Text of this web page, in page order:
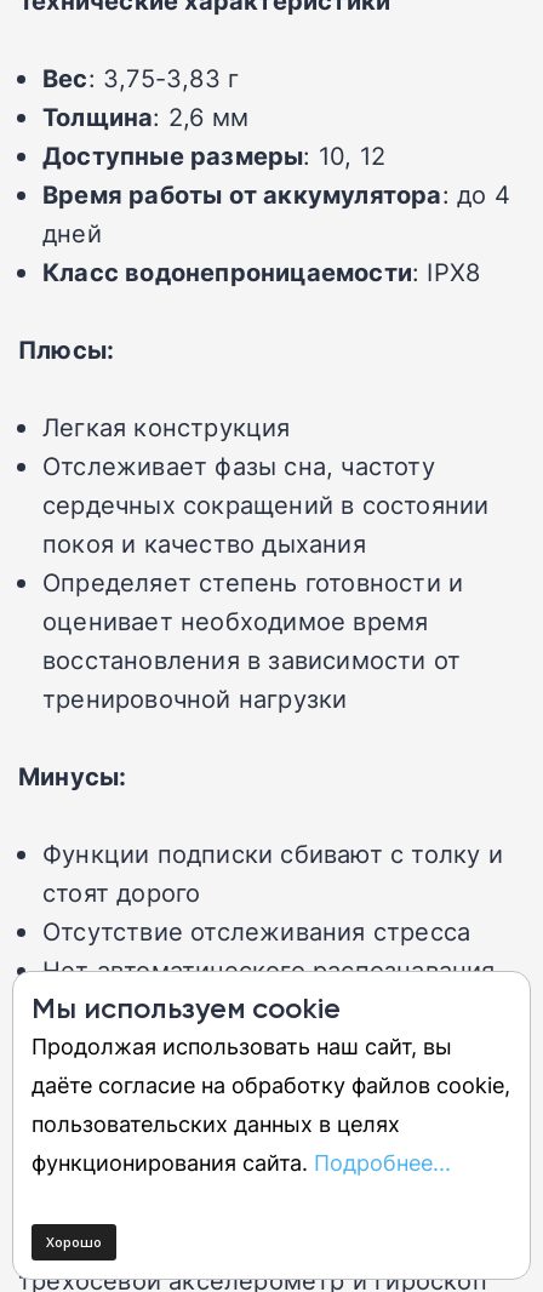
Вес: 3,75-3,83 г
Толщина: 2,6 мм
Доступные размеры: 10, 12
Время работы от аккумулятора: до 4
дней
Класс водонепроницаемости: IPX8
Плюсы:
Легкая конструкция
Отслеживает фазы сна, частоту
сердечных сокращений в состоянии
покоя и качество дыхания
Определяет степень готовности и
оценивает необходимое время
восстановления в зависимости от
тренировочной нагрузки
Минусы:
Функции подписки сбивают с толку и
стоят дорого
Отсутствие отслеживания стресса
Нет автоматического распознавания
упражнений
Дизайн Amazfit Helio Ring весом чуть
менее 4 граммов похож на дизайн
других смарт-колец. В нём есть датчик
датчик температуры, датчик EDA,
трёхосевой акселерометр и гироскоп
Мы используем cookie
Продолжая использовать наш сайт, вы
даёте согласие на обработку файлов cookie,
пользовательских данных в целях
функционирования сайта. Подробнее...